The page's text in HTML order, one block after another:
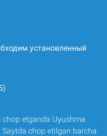
установленный
chop etganda Uyushma
chop etilgan barcha